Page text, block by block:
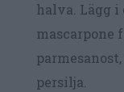
halva. Lägg i
mascarpone
persilja.